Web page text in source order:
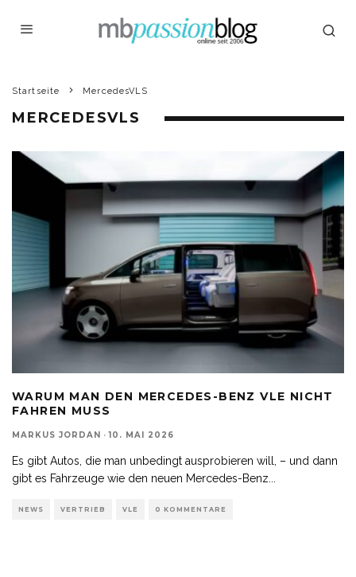
Startseite MercedesVLS
MERCEDESVLS
WARUM MAN DEN MERCEDES-BENZ VLE NICHT
FAHREN MUSS
MARKUS JORDAN · 10. MAI 2026
Es gibt Autos, die man unbedingt ausprobieren will, – und dann
gibt es Fahrzeuge wie den neuen Mercedes-Benz
NEWS VERTRIEB VLE 0 KOMMENTARE